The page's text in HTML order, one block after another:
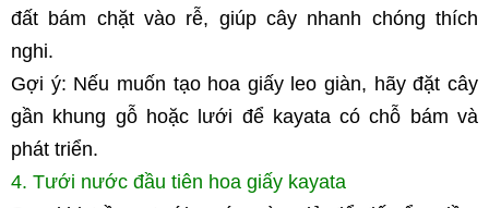
đất bám chặt vào rễ, giúp cây nhanh chóng thích
nghi.
Gợi ý: Nếu muốn tạo hoa giấy leo giàn, hãy đặt cây
gần khung gỗ hoặc lưới để kayata có chỗ bám và
phát triển.
4. Tưới nước đầu tiên hoa giấy kayata